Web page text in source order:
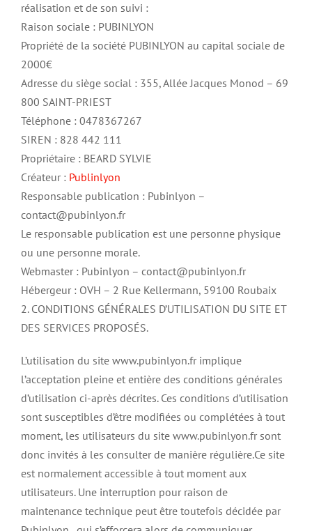
réalisation et de son suivi :
Raison sociale : PUBINLYON
Propriété de la société PUBINLYON au capital sociale de
2000€
Adresse du siège social : 355, Allée Jacques Monod – 69
800 SAINT-PRIEST
Téléphone : 0478367267
SIREN : 828 442 111
Propriétaire : BEARD SYLVIE
Créateur : Publinlyon
Responsable publication : Pubinlyon –
contact@pubinlyon.fr
Le responsable publication est une personne physique
ou une personne morale.
Webmaster : Pubinlyon – contact@pubinlyon.fr
Hébergeur : OVH – 2 Rue Kellermann, 59100 Roubaix
2. CONDITIONS GÉNÉRALES D’UTILISATION DU SITE ET
DES SERVICES PROPOSÉS.
L’utilisation du site www.pubinlyon.fr implique
l’acceptation pleine et entière des conditions générales
d’utilisation ci-après décrites. Ces conditions d’utilisation
sont susceptibles d’être modifiées ou complétées à tout
moment, les utilisateurs du site www.pubinlyon.fr sont
donc invités à les consulter de manière régulière.Ce site
est normalement accessible à tout moment aux
utilisateurs. Une interruption pour raison de
maintenance technique peut être toutefois décidée par